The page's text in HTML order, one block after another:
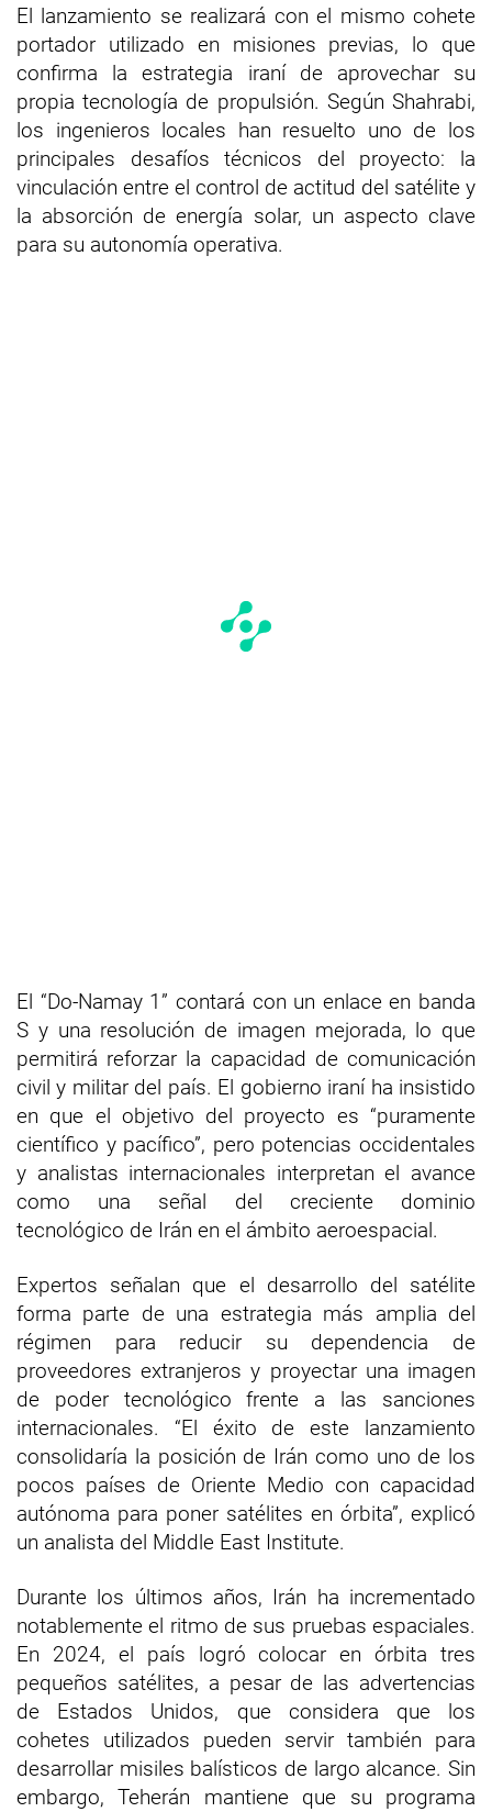
El lanzamiento se realizará con el mismo cohete
portador utilizado en misiones previas, lo que
confirma la estrategia iraní de aprovechar su
propia tecnología de propulsión. Según Shahrabi,
los ingenieros locales han resuelto uno de los
principales desafíos técnicos del proyecto: la
vinculación entre el control de actitud del satélite y
la absorción de energía solar, un aspecto clave
para su autonomía operativa.
El “Do-Namay 1” contará con un enlace en banda
S y una resolución de imagen mejorada, lo que
permitirá reforzar la capacidad de comunicación
civil y militar del país. El gobierno iraní ha insistido
en que el objetivo del proyecto es “puramente
científico y pacífico”, pero potencias occidentales
y analistas internacionales interpretan el avance
como una señal del creciente dominio
tecnológico de Irán en el ámbito aeroespacial.
Expertos señalan que el desarrollo del satélite
forma parte de una estrategia más amplia del
régimen para reducir su dependencia de
proveedores extranjeros y proyectar una imagen
de poder tecnológico frente a las sanciones
internacionales. “El éxito de este lanzamiento
consolidaría la posición de Irán como uno de los
pocos países de Oriente Medio con capacidad
autónoma para poner satélites en órbita”, explicó
un analista del Middle East Institute.
Durante los últimos años, Irán ha incrementado
notablemente el ritmo de sus pruebas espaciales.
En 2024, el país logró colocar en órbita tres
pequeños satélites, a pesar de las advertencias
de Estados Unidos, que considera que los
cohetes utilizados pueden servir también para
desarrollar misiles balísticos de largo alcance. Sin
embargo, Teherán mantiene que su programa